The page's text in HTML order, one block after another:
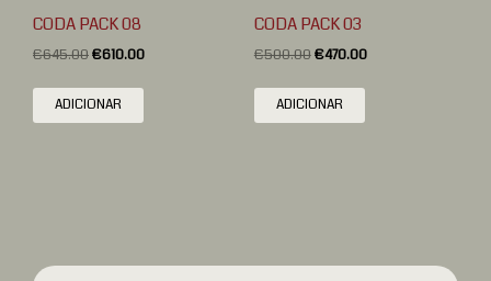
CODA PACK 08
€645.00€610.00
ADICIONAR
CODA PACK 03
€500.00€470.00
ADICIONAR